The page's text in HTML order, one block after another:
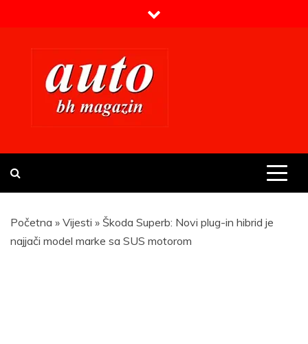
Prvi BH auto magazin
Početna » Vijesti » Škoda Superb: Novi plug-in hibrid je
najjači model marke sa SUS motorom